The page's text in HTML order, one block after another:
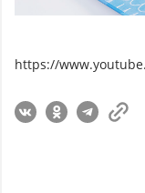
https://